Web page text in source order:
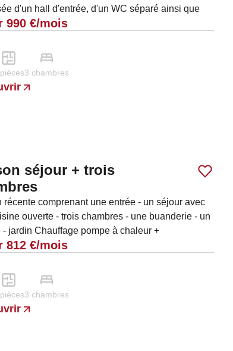
d'un hall d'entrée, d'un WC séparé ainsi que
990 €/mois
3 chambres
séjour + trois
récente comprenant une entrée - un séjour avec
ouverte - trois chambres - une buanderie - un
- jardin Chauffage pompe à chaleur +
812 €/mois
3 chambres